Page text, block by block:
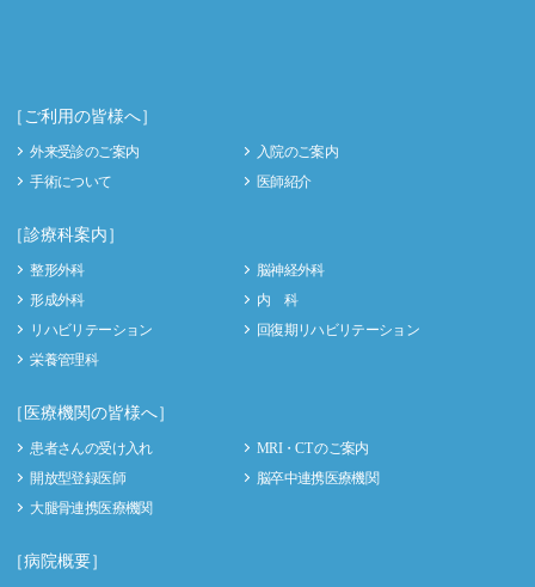
［ご利用の皆様へ］
外来受診のご案内
入院のご案内
手術について
医師紹介
［診療科案内］
整形外科
脳神経外科
形成外科
内 科
リハビリテーション
回復期リハビリテーション
栄養管理科
［医療機関の皆様へ］
患者さんの受け入れ
MRI・CT のご案内
開放型登録医師
脳卒中連携医療機関
大腿骨連携医療機関
［病院概要］